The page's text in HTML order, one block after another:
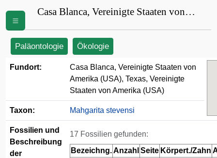
Casa Blanca, Vereinigte Staaten von
Paläontologie Ökologie
Fundort:
Casa Blanca, Vereinigte Staaten von
Amerika (USA), Texas, Vereinigte
Staaten von Amerika (USA)
Taxon: Mahgarita stevensi
Fossilien und
Beschreibung
der
17 Fossilien gefunden:
Bezeichng.Anzahl Seite Körpert./Zahn